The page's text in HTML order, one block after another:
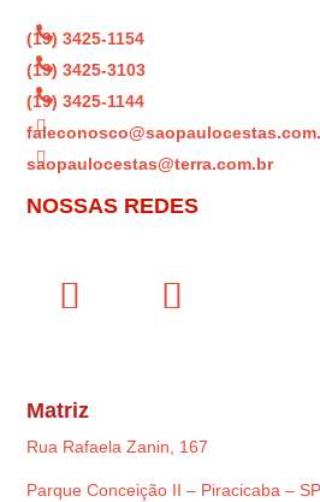

(19) 3425-1154

(19) 3425-3103

(19) 3425-1144


saopaulocestas@terra.com.br
NOSSAS REDES
Matriz
Rua Rafaela Zanin, 167
Parque Conceição II – Piracicaba – SP